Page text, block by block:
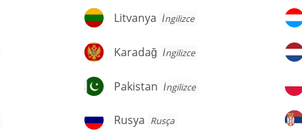
Litvanya
Litvanya İngilizce
Karadağ
Karadağ İngilizce
Pakistan
Pakistan İngilizce
Rusya
Rusya Rusça